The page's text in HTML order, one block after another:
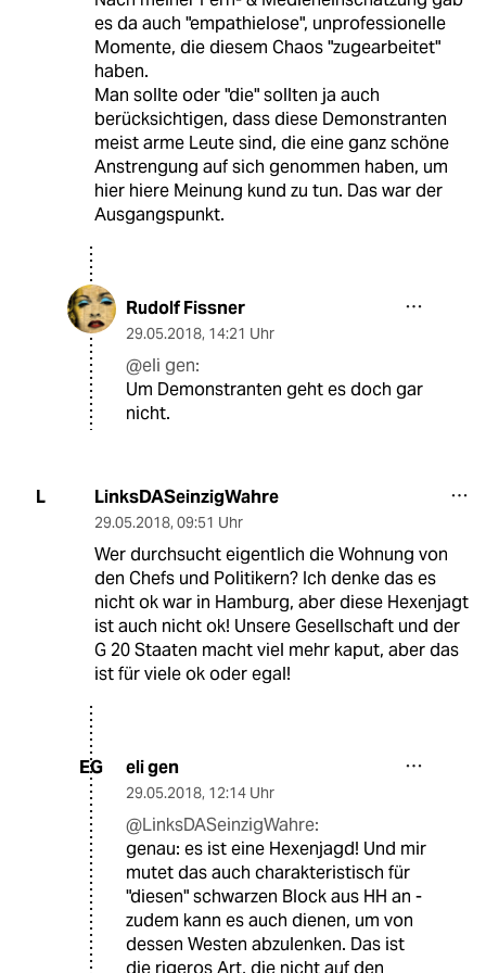
es da auch "empathielose", unprofessionelle
Momente, die diesem Chaos "zugearbeitet"
haben.
Man sollte oder "die" sollten ja auch
berücksichtigen, dass diese Demonstranten
meist arme Leute sind, die eine ganz schöne
Anstrengung auf sich genommen haben, um
hier hiere Meinung kund zu tun. Das war der
Ausgangspunkt.
Rudolf Fissner
29.05.2018, 14:21 Uhr
@eli gen:
Um Demonstranten geht es doch gar
nicht.
L LinksDASeinzigWahre
29.05.2018, 09:51 Uhr
Wer durchsucht eigentlich die Wohnung von
den Chefs und Politikern? Ich denke das es
nicht ok war in Hamburg, aber diese Hexenjagt
ist auch nicht ok! Unsere Gesellschaft und der
G 20 Staaten macht viel mehr kaput, aber das
ist für viele ok oder egal!
EG eli gen
29.05.2018, 12:14 Uhr
@LinksDASeinzigWahre:
genau: es ist eine Hexenjagd! Und mir
mutet das auch charakteristisch für
"diesen" schwarzen Block aus HH an -
zudem kann es auch dienen, um von
dessen Westen abzulenken. Das ist
die rigeros Art, die nicht auf den